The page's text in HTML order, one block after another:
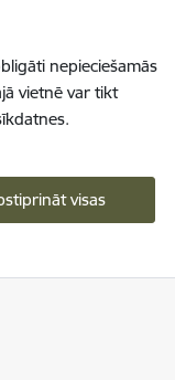
nepieciešamās
vietnē var tikt
visas